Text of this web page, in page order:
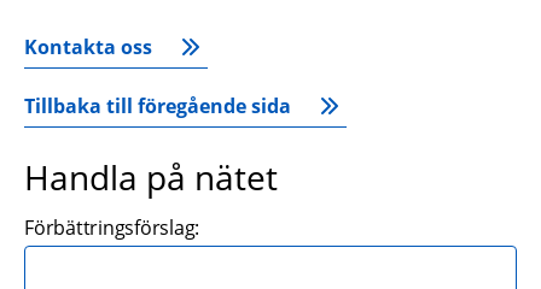
Kontakta oss
Tillbaka till föregående sida
Handla på nätet
Förbättringsförslag: